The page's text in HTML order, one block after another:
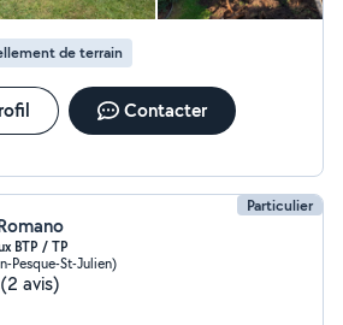
de terrain
Contacter
Particulier
BTP / TP
Pesque-St-Julien)
(2 avis)